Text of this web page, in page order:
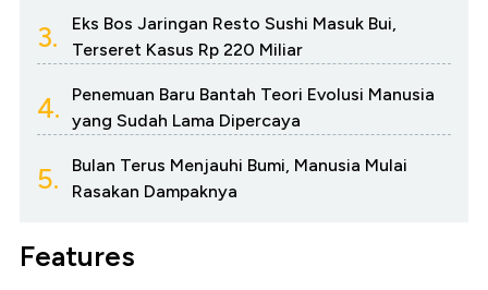
3.
Eks Bos Jaringan Resto Sushi Masuk Bui,
Terseret Kasus Rp 220 Miliar
4.
Penemuan Baru Bantah Teori Evolusi Manusia
yang Sudah Lama Dipercaya
5.
Bulan Terus Menjauhi Bumi, Manusia Mulai
Rasakan Dampaknya
Features